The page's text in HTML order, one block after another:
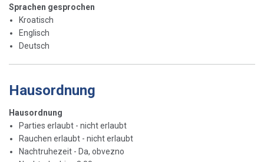
Sprachen gesprochen
Kroatisch
Englisch
Deutsch
Hausordnung
Hausordnung
Parties erlaubt - nicht erlaubt
Rauchen erlaubt - nicht erlaubt
Nachtruhezeit - Da, obvezno